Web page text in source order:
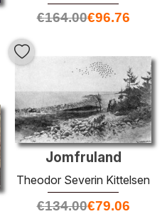
€164.00€96.76
Jomfruland
Theodor Severin Kittelsen
€134.00€79.06